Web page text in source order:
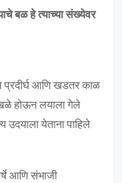
बळ हे त्याच्या संख्येवर
प्रदीर्घ आणि खडतर काळ
होऊन लयाला गेले
येताना पाहिले.
आणि संभाजी